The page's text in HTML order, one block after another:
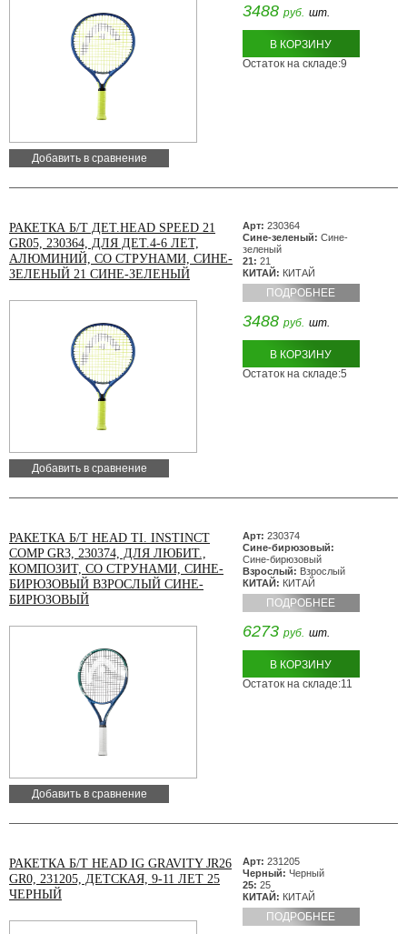
Добавить в сравнение
3488 руб. шт.
В КОРЗИНУ
Остаток на складе:9
РАКЕТКА Б/Т ДЕТ.HEAD SPEED 21
GR05, 230364, ДЛЯ ДЕТ.4-6 ЛЕТ,
АЛЮМИНИЙ, СО СТРУНАМИ, СИНЕ-
ЗЕЛЕНЫЙ 21 СИНЕ-ЗЕЛЕНЫЙ
Добавить в сравнение
Арт: 230364
Сине-зеленый: Сине-
зеленый
21: 21
КИТАЙ: КИТАЙ
ПОДРОБНЕЕ
3488 руб. шт.
В КОРЗИНУ
Остаток на складе:5
РАКЕТКА Б/Т HEAD TI. INSTINCT
COMP GR3, 230374, ДЛЯ ЛЮБИТ.,
КОМПОЗИТ, СО СТРУНАМИ, СИНЕ-
БИРЮЗОВЫЙ ВЗРОСЛЫЙ СИНЕ-
БИРЮЗОВЫЙ
Добавить в сравнение
Арт: 230374
Сине-бирюзовый:
Сине-бирюзовый
Взрослый: Взрослый
КИТАЙ: КИТАЙ
ПОДРОБНЕЕ
6273 руб. шт.
В КОРЗИНУ
Остаток на складе:11
РАКЕТКА Б/Т HEAD IG GRAVITY JR26
GR0, 231205, ДЕТСКАЯ, 9-11 ЛЕТ 25
ЧЕРНЫЙ
Арт: 231205
Черный: Черный
25: 25
КИТАЙ: КИТАЙ
ПОДРОБНЕЕ